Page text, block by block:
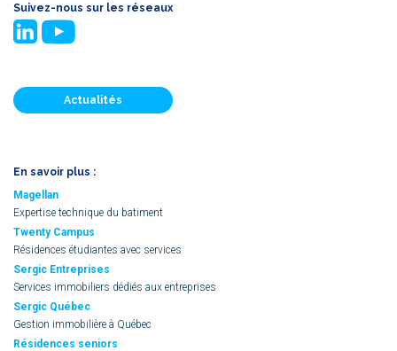
Suivez-nous sur les réseaux
Actualités
En savoir plus :
Magellan
Expertise technique du batiment
Twenty Campus
Résidences étudiantes avec services
Sergic Entreprises
Services immobiliers dédiés aux entreprises
Sergic Québec
Gestion immobilière à Québec
Résidences seniors